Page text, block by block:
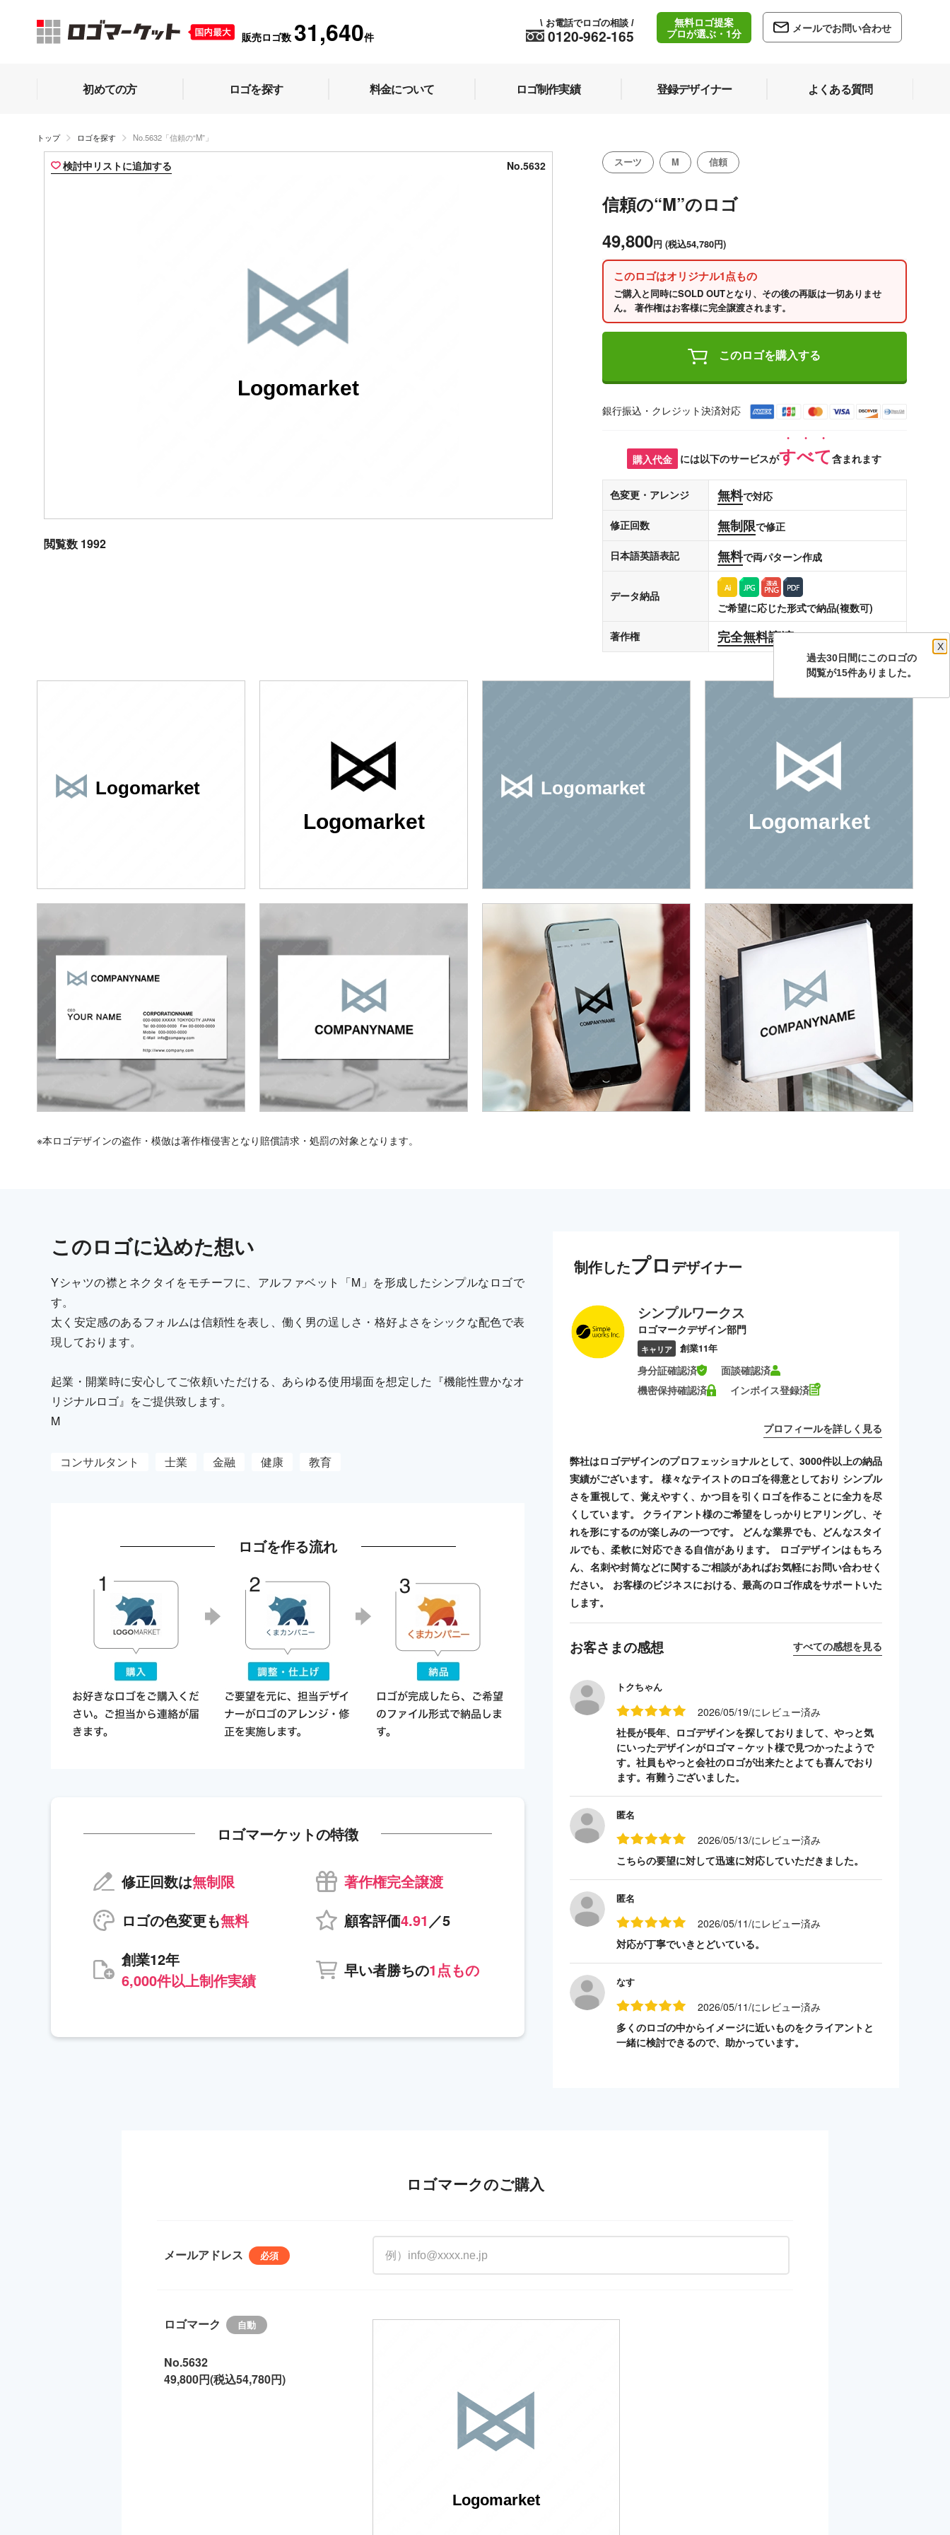
販売ロゴ数 31,640件 0120-962-165
\ お電話でロゴの相談 /
無料ロゴ提案
プロが選ぶ・1分
メールでお問い合わせ
初めての方 ロゴを探す 料金について ロゴ制作実績 登録デザイナー よくある質問
トップ ロゴを探す No.5632「信頼の“M”」
検討中リストに追加する No.5632
Logomarket
閲覧数 1992
スーツ M 信頼
信頼の“M”のロゴ
49,800円 (税込54,780円)
このロゴはオリジナル1点もの
ご購入と同時にSOLD OUTとなり、その後の再販は一切ありませ
ん。 著作権はお客様に完全譲渡されます。
このロゴを購入する
銀行振込・クレジット決済対応
購入代金 には以下のサービスがすべて含まれます
色変更・アレンジ 無料で対応
修正回数 無制限で修正
日本語英語表記 無料で両パターン作成
データ納品
ご希望に応じた形式で納品(複数可)
著作権
完全無料譲渡します
Logomarket
Logomarket
Logomarket
Logomarket
※本ロゴデザインの盗作・模倣は著作権侵害となり賠償請求・処罰の対象となります。
このロゴに込めた想い
Yシャツの襟とネクタイをモチーフに、アルファベット「M」を形成したシンプルなロゴで
す。
太く安定感のあるフォルムは信頼性を表し、働く男の逞しさ・格好よさをシックな配色で表
現しております。
起業・開業時に安心してご依頼いただける、あらゆる使用場面を想定した『機能性豊かなオ
リジナルロゴ』をご提供致します。
M
コンサルタント 士業 金融 健康 教育
ロゴを作る流れ
ロゴマーケットの特徴
修正回数は無制限
著作権完全譲渡
ロゴの色変更も無料 顧客評価4.91 ／5
創業12年
6,000件以上制作実績
早い者勝ちの1点もの
制作したプロ デザイナー
シンプルワークス
ロゴマークデザイン部門
キャリア 創業11年
身分証確認済
面談確認済
機密保持確認済
インボイス登録済
プロフィールを詳しく見る
弊社はロゴデザインのプロフェッショナルとして、3000件以上の納品
実績がございます。 様々なテイストのロゴを得意としており シンプル
さを重視して、覚えやすく、かつ目を引くロゴを作ることに全力を尽
くしています。 クライアント様のご希望をしっかりヒアリングし、そ
れを形にするのが楽しみの一つです。 どんな業界でも、どんなスタイ
ルでも、柔軟に対応できる自信があります。 ロゴデザインはもちろ
ん、名刺や封筒などに関するご相談があればお気軽にお問い合わせく
ださい。 お客様のビジネスにおける、最高のロゴ作成をサポートいた
します。
お客さまの感想 すべての感想を見る
トクちゃん
2026/05/19/にレビュー済み
社長が長年、ロゴデザインを探しておりまして、やっと気
にいったデザインがロゴマ－ケット様で見つかったようで
す。社員もやっと会社のロゴが出来たとよても喜んでおり
ます。有難うございました。
匿名
2026/05/13/にレビュー済み
こちらの要望に対して迅速に対応していただきました。
匿名
2026/05/11/にレビュー済み
対応が丁寧でいきとどいている。
なす
2026/05/11/にレビュー済み
多くのロゴの中からイメージに近いものをクライアントと
一緒に検討できるので、助かっています。
ロゴマークのご購入
メールアドレス
ロゴマーク
No.5632
49,800円(税込54,780円)
Logomarket
過去30日間にこのロゴの
X
閲覧が15件ありました。